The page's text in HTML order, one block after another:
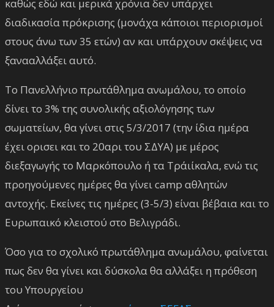
καθώς εδώ και μερικά χρόνια δεν υπάρχει
διαδικασία πρόκρισης (μονάχα κάποιοι περιορισμοί
στους άνω των 35 ετών) αν και υπάρχουν σκέψεις να
ξανααλλάξει αυτό.
Το Πανελλήνιο πρωτάθλημα ανωμάλου, το οποίο
δίνει το 3% της συνολικής αξιολόγησης των
σωματείων, θα γίνει στις 5/3/2017 (την ίδια ημέρα
έχει ορισει και το 20αρι του ΣΔΥΑ) με μέρος
διεξαγωγής το Μαρκόπουλο ή τα Τράιίκαλα, ενώ τις
προηγούμενες ημέρες θα γίνει camp αθλητών
αντοχής. Εκείνες τις ημέρες (3-5/3) είναι βέβαια και το
Ευρωπαικό κλειστού στο Βελιγράδι.
Όσο για το σχολικό πρωτάθλημα ανωμάλου, φαίνεται
πως δεν θα γίνει και δύσκολα θα αλλάξει η πρόθεση
του Υπουργείου